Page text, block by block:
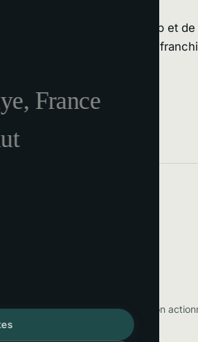
France
de la communication, du web et de
avec ce qu'il faut de
mois, pas un interrupteur qu'on